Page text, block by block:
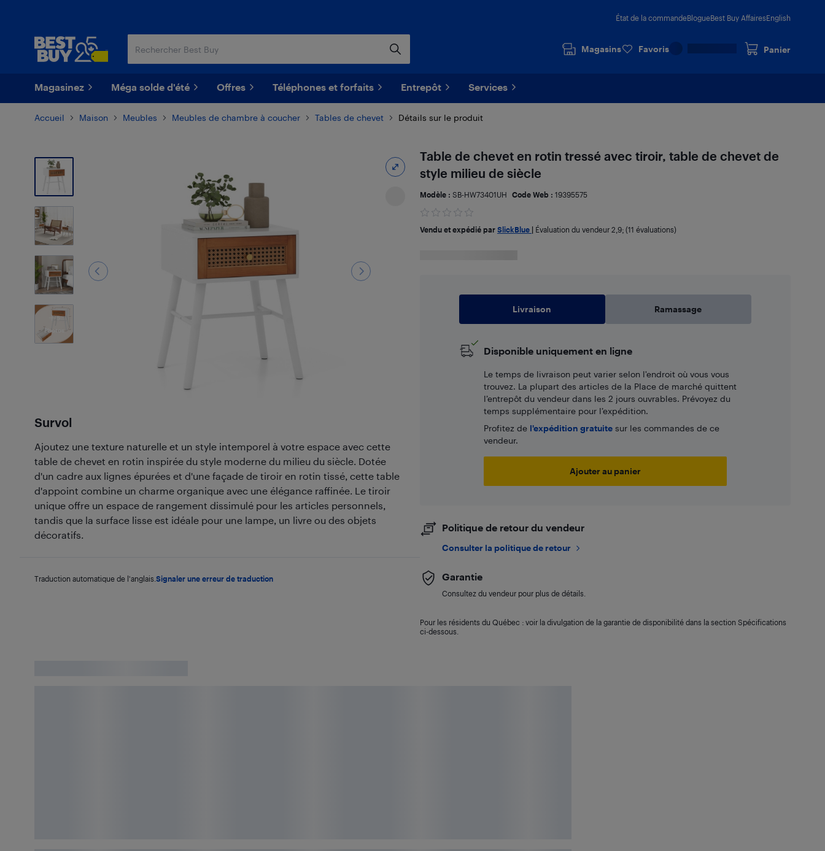
État de la commandeBlogueBest Buy AffairesEnglish
Magasins Favoris Panier
Magasinez Méga solde d'été Offres Téléphones et forfaits Entrepôt Services
Accueil Maison Meubles Meubles de chambre à coucher Tables de chevet Détails sur le produit
5
Photos
Survol
Ajoutez une texture naturelle et un style intemporel à votre espace avec cette
table de chevet en rotin inspirée du style moderne du milieu du siècle. Dotée
d'un cadre aux lignes épurées et d'une façade de tiroir en rotin tissé, cette table
d'appoint combine un charme organique avec une élégance raffinée. Le tiroir
unique offre un espace de rangement dissimulé pour les articles personnels,
tandis que la surface lisse est idéale pour une lampe, un livre ou des objets
décoratifs.
Traduction automatique de l'anglais. Signaler une erreur de traduction
Table de chevet en rotin tressé avec tiroir, table de chevet de
style milieu de siècle
Modèle : SB-HW73401UH Code Web : 19395575
Vendu et expédié par SlickBlue Évaluation du vendeur 2,9; (11 évaluations)
Livraison Ramassage
Disponible uniquement en ligne
Le temps de livraison peut varier selon l'endroit où vous vous
trouvez. La plupart des articles de la Place de marché quittent
l’entrepôt du vendeur dans les 2 jours ouvrables. Prévoyez du
temps supplémentaire pour l’expédition.
Profitez de l'expédition gratuitesur les commandes de ce
vendeur.
Ajouter au panier
Politique de retour du vendeur
Consulter la politique de retour
Garantie
Consultez du vendeur pour plus de détails.
Pour les résidents du Québec : voir la divulgation de la garantie de disponibilité dans la section Spécifications
ci-dessous.